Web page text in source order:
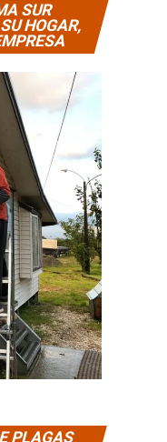
SUR
HOGAR,
PLAGAS